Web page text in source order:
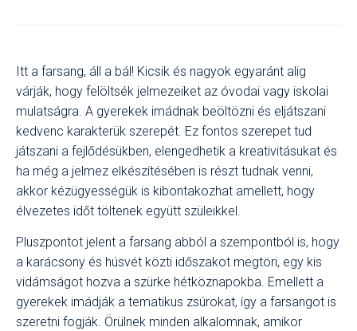
Itt a farsang, áll a bál! Kicsik és nagyok egyaránt alig
várják, hogy felöltsék jelmezeiket az óvodai vagy iskolai
mulatságra. A gyerekek imádnak beöltözni és eljátszani
kedvenc karakterük szerepét. Ez fontos szerepet tud
játszani a fejlődésükben, elengedhetik a kreativitásukat és
ha még a jelmez elkészítésében is részt tudnak venni,
akkor kézügyességük is kibontakozhat amellett, hogy
élvezetes időt töltenek együtt szüleikkel.
Pluszpontot jelent a farsang abból a szempontból is, hogy
a karácsony és húsvét közti időszakot megtöri, egy kis
vidámságot hozva a szürke hétköznapokba. Emellett a
gyerekek imádják a tematikus zsúrokat, így a farsangot is
szeretni fogják. Örülnek minden alkalomnak, amikor